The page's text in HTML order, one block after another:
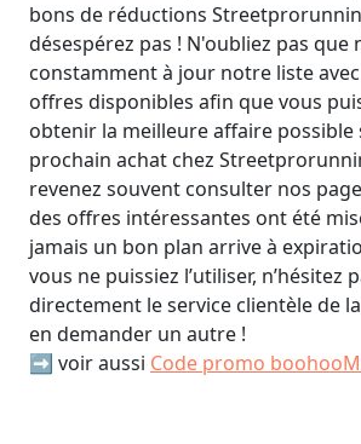
bons de réductions
désespérez pas ! N'oubliez pas que
constamment à jour notre liste
offres disponibles afin que vous
obtenir la meilleure affaire possible
prochain achat chez
revenez souvent consulter nos
des offres intéressantes ont été
jamais un bon plan arrive à
vous ne puissiez l’utiliser, n’hésitez
directement le service clientèle de
en demander un autre !
➡️ voir aussi Code promo